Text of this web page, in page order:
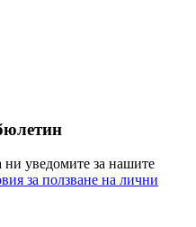
ни уведомите за нашите
за ползване на лични